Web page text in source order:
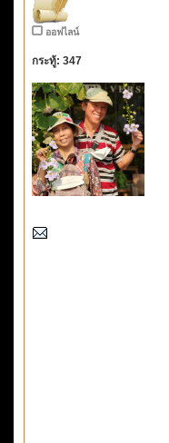
ออฟไลน์
กระทู้: 347